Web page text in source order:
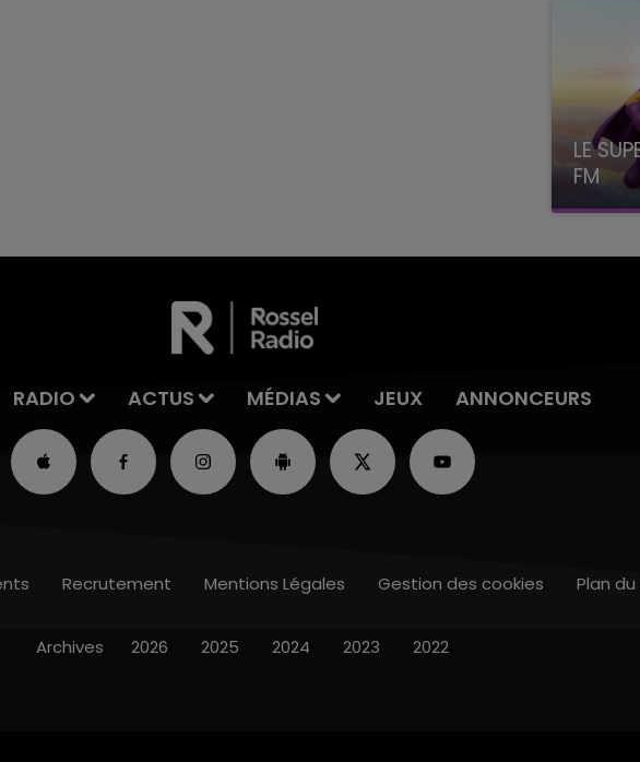
LE
FM
avec
RADIO ACTUS MÉDIAS JEUX ANNONCEURS
Recrutement Mentions Légales Gestion des cookies Plan
Archives 2026 2025 2024 2023 2022